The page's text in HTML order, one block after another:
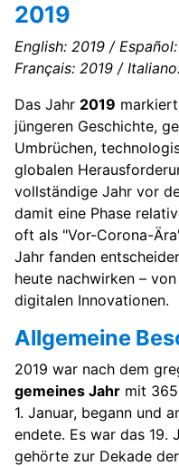
2019
English: 2019 /
Français: 2019 /
Das Jahr 2019
jüngeren Geschichte,
Umbrüchen,
globalen
vollständige Jahr vor
damit eine Phase
oft als "Vor-Corona-
Jahr fanden
heute nachwirken –
digitalen Innovationen.
Allgemeine
2019 war nach dem
gemeines Jahr mit
1. Januar, begann und
endete. Es war das 19.
gehörte zur Dekade